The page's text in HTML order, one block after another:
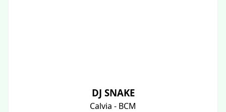
DJ SNAKE
Calvia - BCM